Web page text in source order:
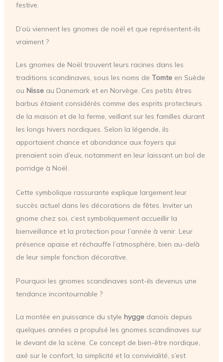
festive.
D’où viennent les gnomes de noël et que représentent-ils
vraiment ?
Les gnomes de Noël trouvent leurs racines dans les
traditions scandinaves, sous les noms de Tomteen Suède
ou Nisseau Danemark et en Norvège. Ces petits êtres
barbus étaient considérés comme des esprits protecteurs
de la maison et de la ferme, veillant sur les familles durant
les longs hivers nordiques. Selon la légende, ils
apportaient chance et abondance aux foyers qui
prenaient soin d’eux, notamment en leur laissant un bol de
porridge à Noël.
Cette symbolique rassurante explique largement leur
succès actuel dans les décorations de fêtes. Inviter un
gnome chez soi, c’est symboliquement accueillir la
bienveillance et la protection pour l’année à venir. Leur
présence apaise et réchauffe l’atmosphère, bien au-delà
de leur simple fonction décorative.
Pourquoi les gnomes scandinaves sont-ils devenus une
tendance incontournable ?
La montée en puissance du style hyggedanois depuis
quelques années a propulsé les gnomes scandinaves sur
le devant de la scène. Ce concept de bien-être nordique,
axé sur le confort, la simplicité et la convivialité, s’est